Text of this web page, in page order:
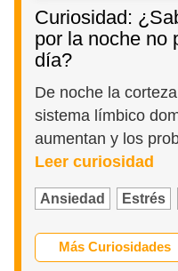
Curiosidad:
por la noche no
día?
De noche la
sistema límbico
aumentan y los
Leer curiosidad
Ansiedad Estrés
Más Curiosidades